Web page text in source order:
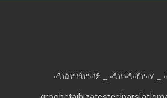
09120904207 _
09153193016